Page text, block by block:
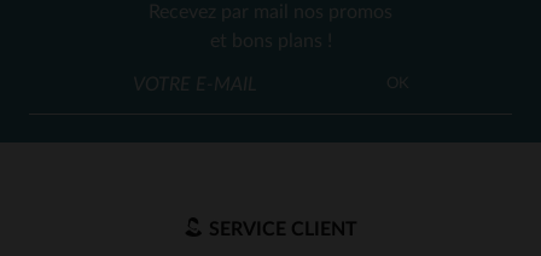
Recevez par mail nos promos
et bons plans !
OK
SERVICE CLIENT